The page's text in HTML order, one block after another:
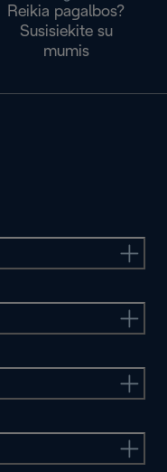
Reikia pagalbos?
Susisiekite su
mumis